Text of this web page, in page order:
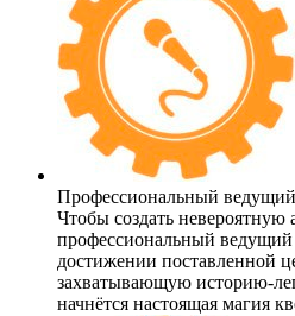
Профессиональный ведущий
Чтобы создать невероятную
профессиональный ведущий
достижении поставленной
захватывающую историю-
начнётся настоящая магия